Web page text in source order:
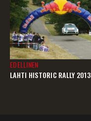
EDELLINEN
LAHTI HISTORIC RALLY 2013